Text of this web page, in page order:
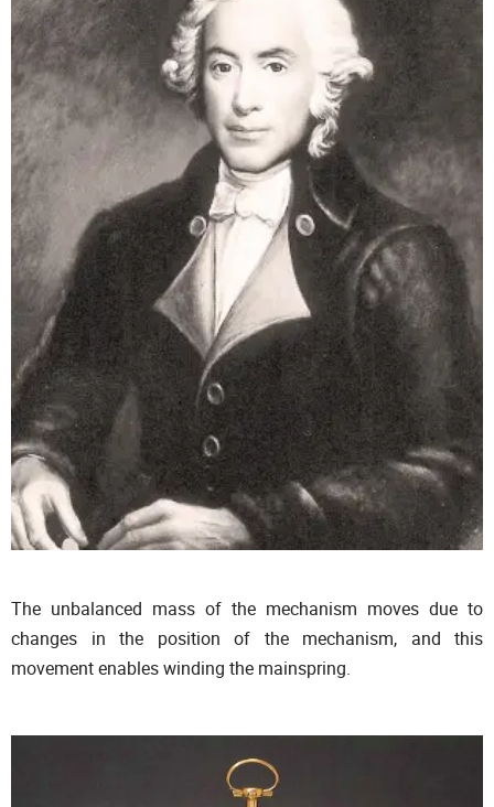
The unbalanced mass of the mechanism moves due to
changes in the position of the mechanism, and this
movement enables winding the mainspring.